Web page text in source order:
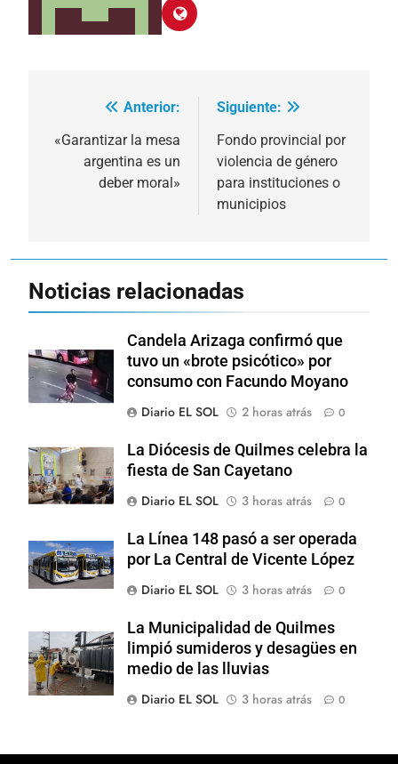
Navegación
de
entradas
Anterior:
«Garantizar la mesa
argentina es un
deber moral»
Siguiente:
Fondo provincial por
violencia de género
para instituciones o
municipios
Noticias relacionadas
Candela Arizaga confirmó que
tuvo un «brote psicótico» por
consumo con Facundo Moyano
Diario EL SOL
2 horas atrás 0
La Diócesis de Quilmes celebra la
fiesta de San Cayetano
Diario EL SOL
3 horas atrás 0
La Línea 148 pasó a ser operada
por La Central de Vicente López
Diario EL SOL
3 horas atrás 0
La Municipalidad de Quilmes
limpió sumideros y desagües en
medio de las lluvias
Diario EL SOL
3 horas atrás 0